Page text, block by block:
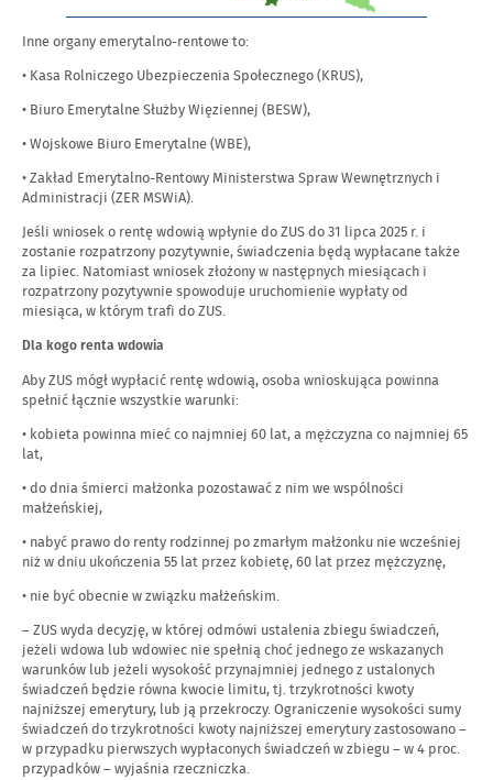
Inne organy emerytalno-rentowe to:
• Kasa Rolniczego Ubezpieczenia Społecznego (KRUS),
• Biuro Emerytalne Służby Więziennej (BESW),
• Wojskowe Biuro Emerytalne (WBE),
• Zakład Emerytalno-Rentowy Ministerstwa Spraw Wewnętrznych i
Administracji (ZER MSWiA).
Jeśli wniosek o rentę wdowią wpłynie do ZUS do 31 lipca 2025 r. i
zostanie rozpatrzony pozytywnie, świadczenia będą wypłacane także
za lipiec. Natomiast wniosek złożony w następnych miesiącach i
rozpatrzony pozytywnie spowoduje uruchomienie wypłaty od
miesiąca, w którym trafi do ZUS.
Dla kogo renta wdowia
Aby ZUS mógł wypłacić rentę wdowią, osoba wnioskująca powinna
spełnić łącznie wszystkie warunki:
• kobieta powinna mieć co najmniej 60 lat, a mężczyzna co najmniej 65
lat,
• do dnia śmierci małżonka pozostawać z nim we wspólności
małżeńskiej,
• nabyć prawo do renty rodzinnej po zmarłym małżonku nie wcześniej
niż w dniu ukończenia 55 lat przez kobietę, 60 lat przez mężczyznę,
• nie być obecnie w związku małżeńskim.
– ZUS wyda decyzję, w której odmówi ustalenia zbiegu świadczeń,
jeżeli wdowa lub wdowiec nie spełnią choć jednego ze wskazanych
warunków lub jeżeli wysokość przynajmniej jednego z ustalonych
świadczeń będzie równa kwocie limitu, tj. trzykrotności kwoty
najniższej emerytury, lub ją przekroczy. Ograniczenie wysokości sumy
świadczeń do trzykrotności kwoty najniższej emerytury zastosowano –
w przypadku pierwszych wypłaconych świadczeń w zbiegu – w 4 proc.
przypadków – wyjaśnia rzeczniczka.